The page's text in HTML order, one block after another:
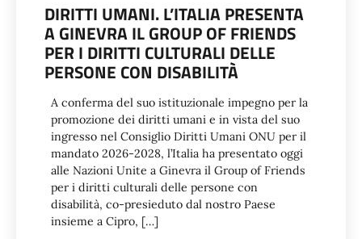
DIRITTI UMANI. L’ITALIA PRESENTA
A GINEVRA IL GROUP OF FRIENDS
PER I DIRITTI CULTURALI DELLE
PERSONE CON DISABILITÀ
A conferma del suo istituzionale impegno per la
promozione dei diritti umani e in vista del suo
ingresso nel Consiglio Diritti Umani ONU per il
mandato 2026-2028, l’Italia ha presentato oggi
alle Nazioni Unite a Ginevra il Group of Friends
per i diritti culturali delle persone con
disabilità, co-presieduto dal nostro Paese
insieme a Cipro, […]